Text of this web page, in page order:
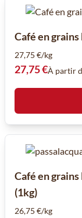
Café en
27,75 €/kg
27,75 €À partir
Café en
(1kg)
26,75 €/kg